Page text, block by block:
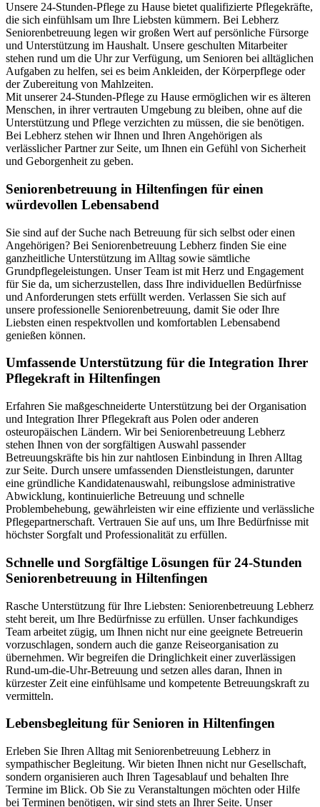
Unsere 24-Stunden-Pflege zu Hause bietet qualifizierte Pflegekräfte,
die sich einfühlsam um Ihre Liebsten kümmern. Bei Lebherz
Seniorenbetreuung legen wir großen Wert auf persönliche Fürsorge
und Unterstützung im Haushalt. Unsere geschulten Mitarbeiter
stehen rund um die Uhr zur Verfügung, um Senioren bei alltäglichen
Aufgaben zu helfen, sei es beim Ankleiden, der Körperpflege oder
der Zubereitung von Mahlzeiten.
Mit unserer 24-Stunden-Pflege zu Hause ermöglichen wir es älteren
Menschen, in ihrer vertrauten Umgebung zu bleiben, ohne auf die
Unterstützung und Pflege verzichten zu müssen, die sie benötigen.
Bei Lebherz stehen wir Ihnen und Ihren Angehörigen als
verlässlicher Partner zur Seite, um Ihnen ein Gefühl von Sicherheit
und Geborgenheit zu geben.
Senioren­betreuung in Hiltenfingen für einen
würdevollen Lebensabend
Sie sind auf der Suche nach Betreuung für sich selbst oder einen
Angehörigen? Bei Seniorenbetreuung Lebherz finden Sie eine
ganzheitliche Unterstützung im Alltag sowie sämtliche
Grundpflegeleistungen. Unser Team ist mit Herz und Engagement
für Sie da, um sicherzustellen, dass Ihre individuellen Bedürfnisse
und Anforderungen stets erfüllt werden. Verlassen Sie sich auf
unsere professionelle Seniorenbetreuung, damit Sie oder Ihre
Liebsten einen respektvollen und komfortablen Lebensabend
genießen können.
Umfassende Unterstützung für die Integration Ihrer
Pflegekraft in Hiltenfingen
Erfahren Sie maßgeschneiderte Unterstützung bei der Organisation
und Integration Ihrer Pflegekraft aus Polen oder anderen
osteuropäischen Ländern. Wir bei Seniorenbetreuung Lebherz
stehen Ihnen von der sorgfältigen Auswahl passender
Betreuungskräfte bis hin zur nahtlosen Einbindung in Ihren Alltag
zur Seite. Durch unsere umfassenden Dienstleistungen, darunter
eine gründliche Kandidatenauswahl, reibungslose administrative
Abwicklung, kontinuierliche Betreuung und schnelle
Problembehebung, gewährleisten wir eine effiziente und verlässliche
Pflegepartnerschaft. Vertrauen Sie auf uns, um Ihre Bedürfnisse mit
höchster Sorgfalt und Professionalität zu erfüllen.
Schnelle und Sorgfältige Lösungen für 24-Stunden
Seniorenbetreuung in Hiltenfingen
Rasche Unterstützung für Ihre Liebsten: Seniorenbetreuung Lebherz
steht bereit, um Ihre Bedürfnisse zu erfüllen. Unser fachkundiges
Team arbeitet zügig, um Ihnen nicht nur eine geeignete Betreuerin
vorzuschlagen, sondern auch die ganze Reiseorganisation zu
übernehmen. Wir begreifen die Dringlichkeit einer zuverlässigen
Rund-um-die-Uhr-Betreuung und setzen alles daran, Ihnen in
kürzester Zeit eine einfühlsame und kompetente Betreuungskraft zu
vermitteln.
Lebensbegleitung für Senioren in Hiltenfingen
Erleben Sie Ihren Alltag mit Seniorenbetreuung Lebherz in
sympathischer Begleitung. Wir bieten Ihnen nicht nur Gesellschaft,
sondern organisieren auch Ihren Tagesablauf und behalten Ihre
Termine im Blick. Ob Sie zu Veranstaltungen möchten oder Hilfe
bei Terminen benötigen, wir sind stets an Ihrer Seite. Unser